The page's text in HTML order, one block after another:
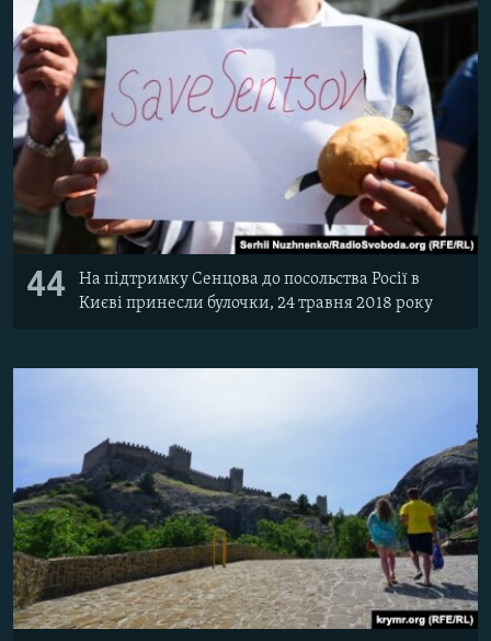
44
На підтримку Сенцова до посольства Росії в
Києві принесли булочки, 24 травня 2018 року